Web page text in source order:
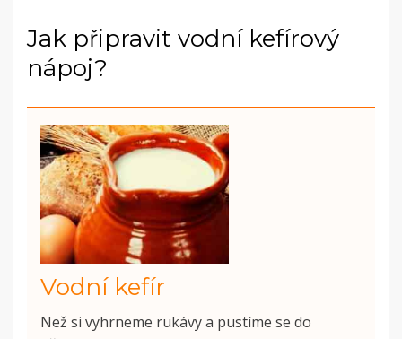
Jak připravit vodní kefírový
nápoj?
Vodní kefír
Než si vyhrneme rukávy a pustíme se do